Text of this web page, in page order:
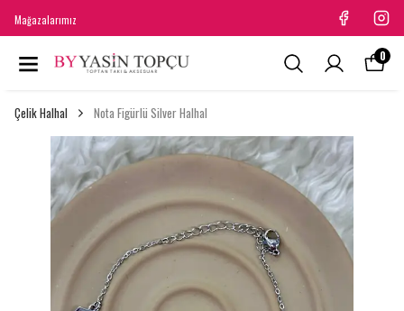
Mağazalarımız
0
Çelik Halhal Nota Figürlü Silver Halhal